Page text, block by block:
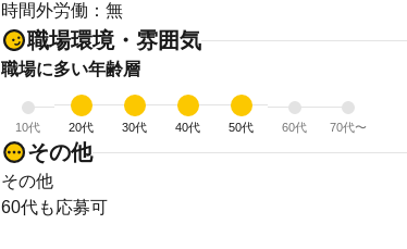
時間外労働：無
職場環境・雰囲気
職場に多い年齢層
10代 20代 30代 40代 50代 60代 70代〜
その他
その他
60代も応募可